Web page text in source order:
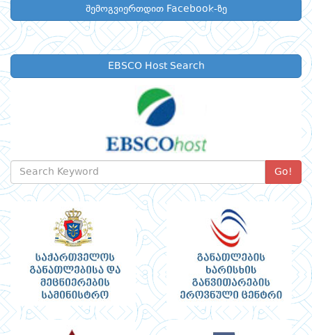
შემოგვიერთდით Facebook-ზე
EBSCO Host Search
Go!